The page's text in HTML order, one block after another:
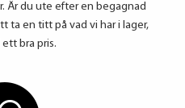
Är du ute efter en begagnad
ta en titt på vad vi har i lager,
bra pris.